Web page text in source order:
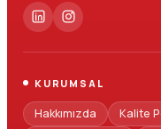
KURUMSAL
Hakkımızda Kalite